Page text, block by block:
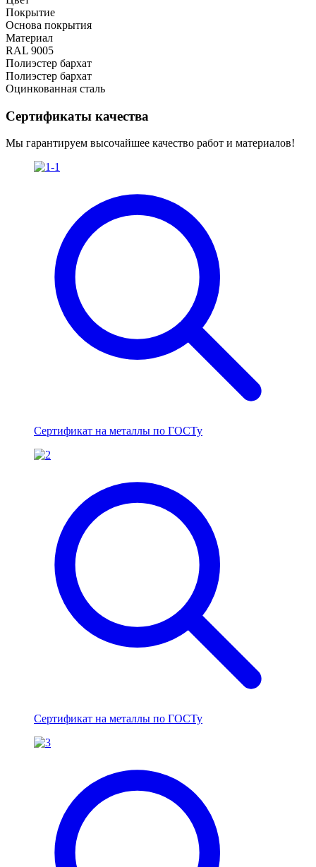
Покрытие
Основа покрытия
Материал
RAL 9005
Полиэстер бархат
Полиэстер бархат
Оцинкованная сталь
Сертификаты качества
Мы гарантируем высочайшее качество работ и материалов!
Сертификат на металлы по ГОСТу
Сертификат на металлы по ГОСТу